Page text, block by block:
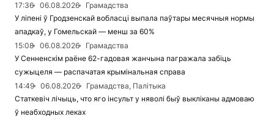
17:36
06.08.2026
Грамадства
У ліпені ў Гродзенскай вобласці выпала паўтары месячныя нормы
ападкаў, у Гомельскай — менш за 60%
15:08
06.08.2026
Грамадства
У Сенненскім раёне 62-гадовая жанчына пагражала забіць
сужыцеля — распачатая крымінальная справа
14:49
06.08.2026
Грамадства, Палітыка
Статкевіч лічыць, что яго інсульт у няволі быў выкліканы адмоваю
ў неабходных леках